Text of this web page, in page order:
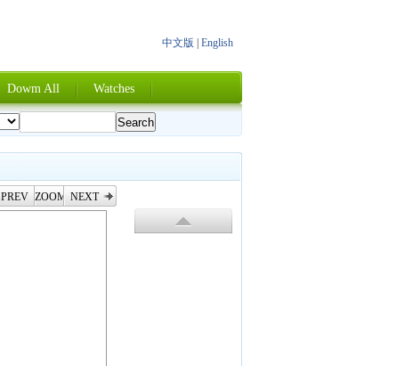
中文版
English
Dowm All Watches
PREV ZOOM NEXT